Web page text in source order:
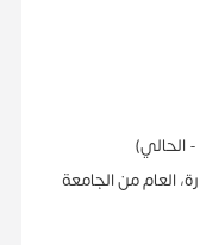
الحالي)
العاممنالجامعة